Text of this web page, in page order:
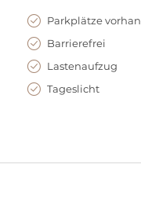
Parkplätze
Barrierefrei
Lastenaufzug
Tageslicht